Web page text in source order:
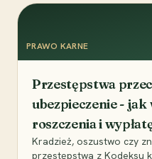
PRAWO KARNE
Przestępstwa
ubezpieczenie - jak
roszczenia i
Kradzież, oszustwo czy
przestępstwa z Kodeksu